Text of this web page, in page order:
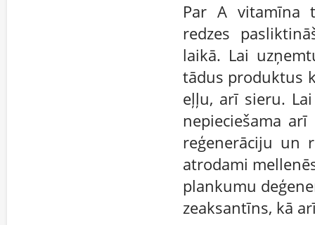
Par A vitamīna
redzes
laikā. Lai
tādus produktus
eļļu, arī sieru.
nepieciešama
reģenerāciju un
atrodami
plankumu
zeaksantīns, kā